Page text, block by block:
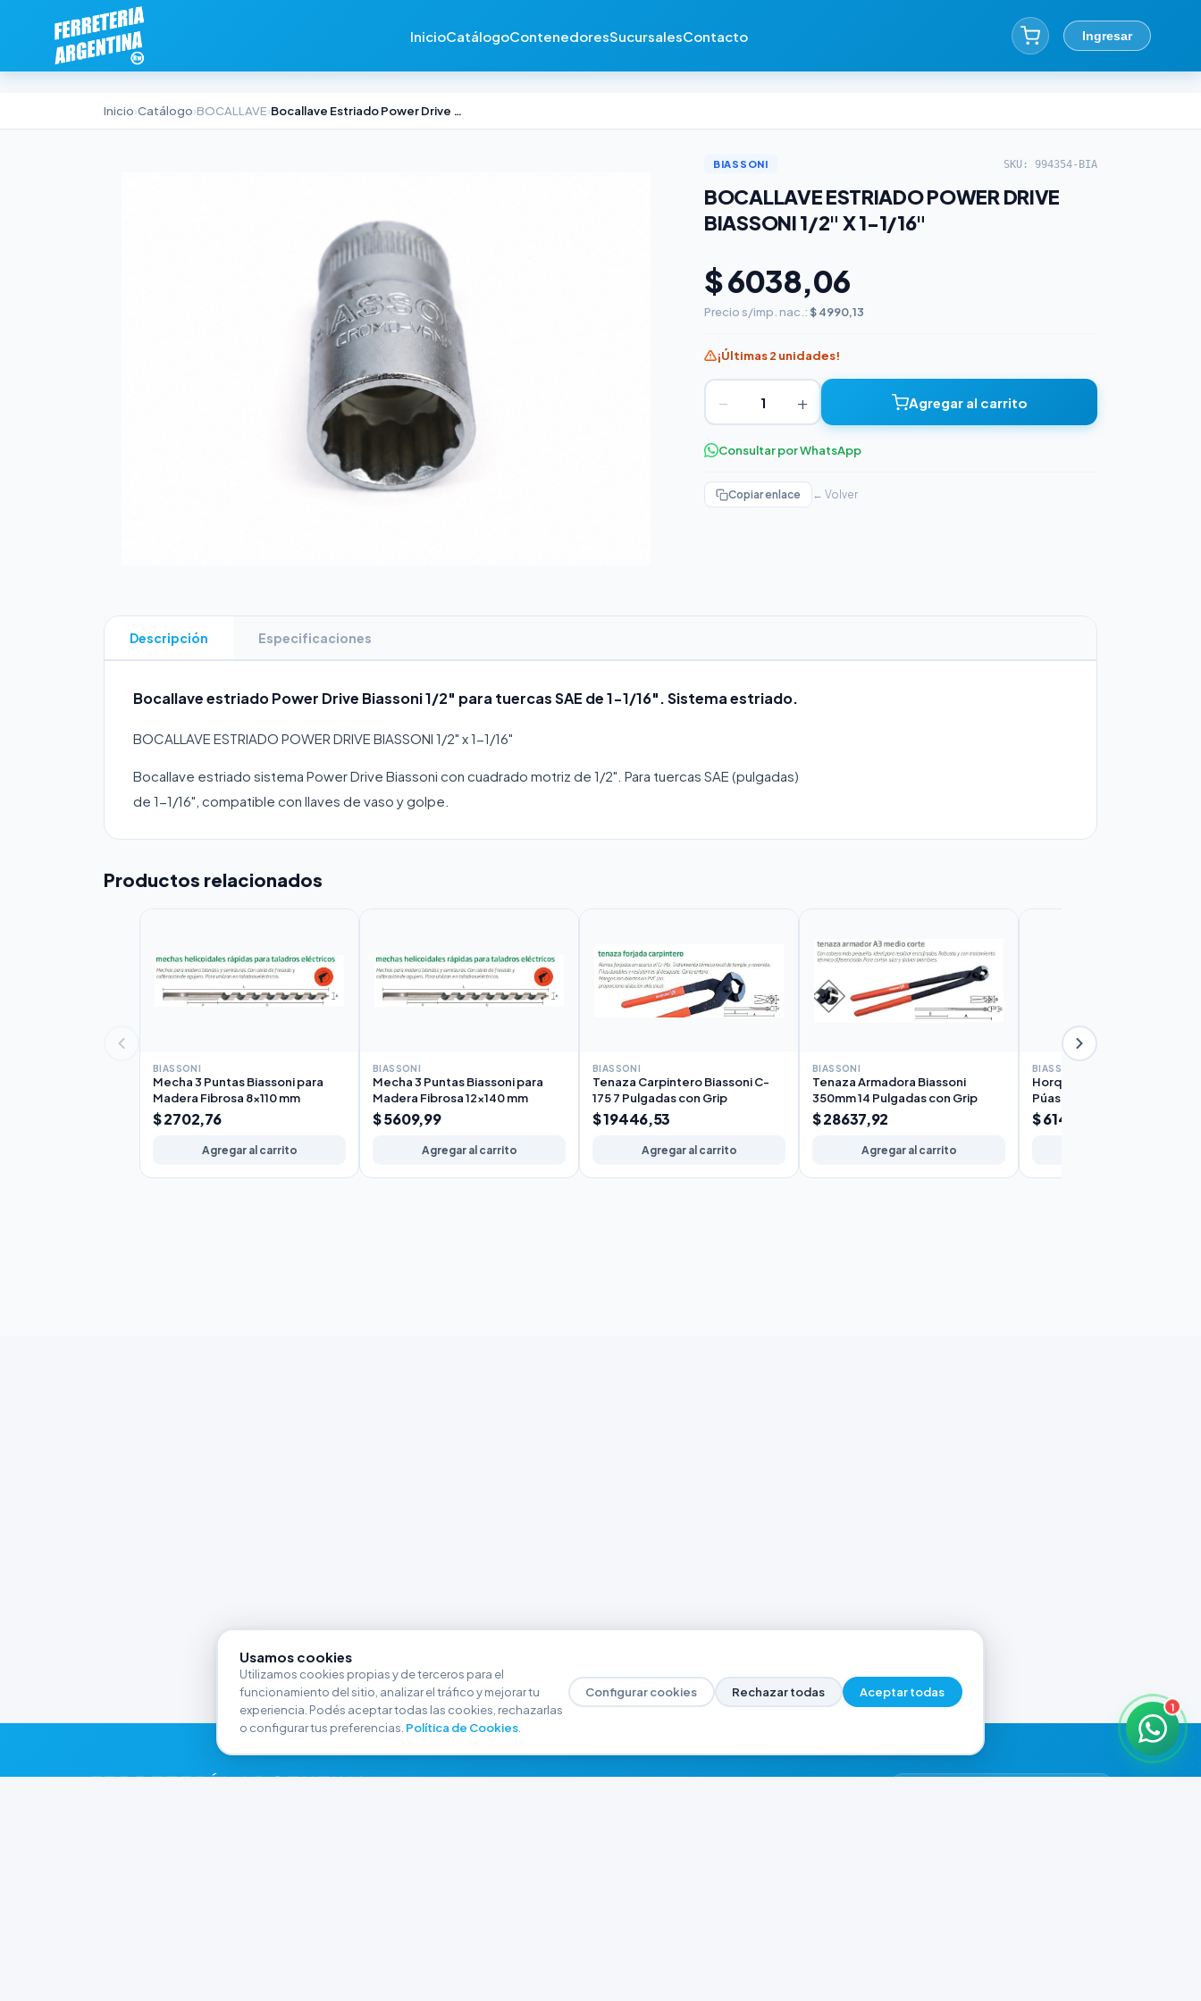
InicioCatálogoContenedoresSucursalesContacto Ingresar
Inicio›Catálogo›BOCALLAVE› Bocallave Estriado Power Drive Biassoni 1/2" x 1-1/16"
BIASSONI SKU: 994354-BIA
BOCALLAVE ESTRIADO POWER DRIVE
BIASSONI 1/2" X 1-1/16"
$ 6038,06
Precio s/imp. nac.: $ 4990,13
¡Últimas 2 unidades!
− + Agregar al carrito
Consultar por WhatsApp
Copiar enlace ← Volver
Descripción Especificaciones
Bocallave estriado Power Drive Biassoni 1/2" para tuercas SAE de 1-1/16". Sistema estriado.
BOCALLAVE ESTRIADO POWER DRIVE BIASSONI 1/2" x 1-1/16"
Bocallave estriado sistema Power Drive Biassoni con cuadrado motriz de 1/2". Para tuercas SAE (pulgadas)
de 1-1/16", compatible con llaves de vaso y golpe.
Productos relacionados
BIASSONI
Mecha 3 Puntas Biassoni para
Madera Fibrosa 8x110 mm
$ 2702,76
Agregar al carrito
BIASSONI
Mecha 3 Puntas Biassoni para
Madera Fibrosa 12x140 mm
$ 5609,99
Agregar al carrito
BIASSONI
Tenaza Carpintero Biassoni C-
175 7 Pulgadas con Grip
$ 19446,53
Agregar al carrito
BIASSONI
Tenaza Armadora Biassoni
350mm 14 Pulgadas con Grip
$ 28637,92
Agregar al carrito
BIASSONI
Horquilla de Jardín Sol
Púas Mango Corto
$ 61450,10
FERRETERÍA ARGENTINA
1
Usamos cookies
Utilizamos cookies propias y de terceros para el
funcionamiento del sitio, analizar el tráfico y mejorar tu
experiencia. Podés aceptar todas las cookies, rechazarlas
o configurar tus preferencias. Política de Cookies.
Configurar cookies Rechazar todas Aceptar todas